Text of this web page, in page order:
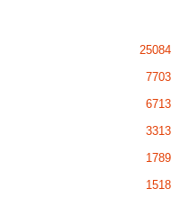
25084
7703
6713
3313
1789
1518